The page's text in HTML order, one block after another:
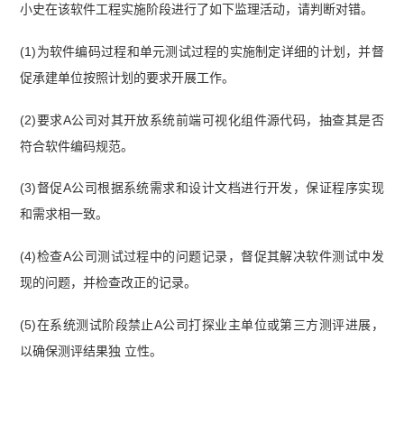
小史在该软件工程实施阶段进行了如下监理活动，请判断对错。
(1)为软件编码过程和单元测试过程的实施制定详细的计划，并督
促承建单位按照计划的要求开展工作。
(2)要求A公司对其开放系统前端可视化组件源代码，抽查其是否
符合软件编码规范。
(3)督促A公司根据系统需求和设计文档进行开发，保证程序实现
和需求相一致。
(4)检查A公司测试过程中的问题记录，督促其解决软件测试中发
现的问题，并检查改正的记录。
(5)在系统测试阶段禁止A公司打探业主单位或第三方测评进展，
以确保测评结果独 立性。